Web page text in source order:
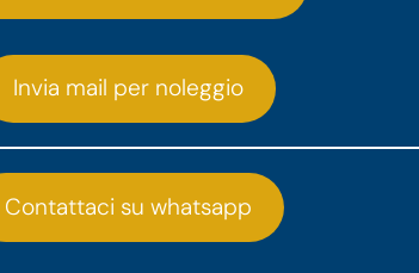
Invia mail per noleggio
Contattaci su whatsapp